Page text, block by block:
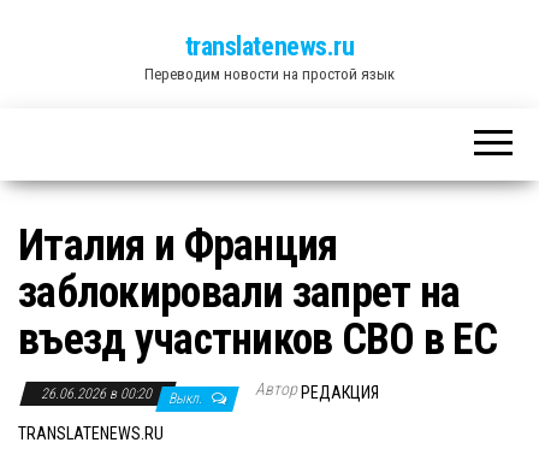
translatenews.ru
Переводим новости на простой язык
Италия и Франция
заблокировали запрет на
въезд участников СВО в ЕС
26.06.2026 в 00:20 Выкл. Автор РЕДАКЦИЯ
TRANSLATENEWS.RU